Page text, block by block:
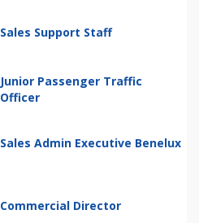
Sales Support Staff
Junior Passenger Traffic
Officer
Sales Admin Executive Benelux
Commercial Director